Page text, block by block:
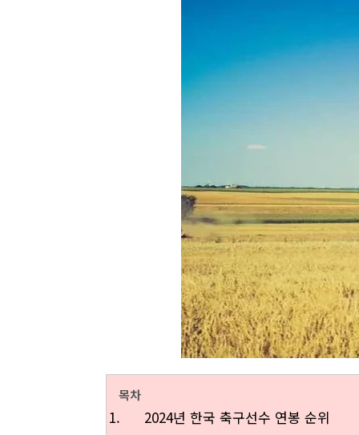
목차
2024년 한국 축구선수 연봉 순위